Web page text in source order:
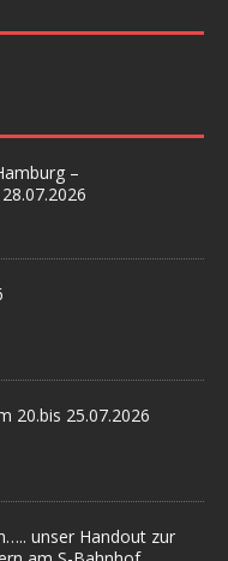
–
20.bis 25.07.2026
unser Handout zur